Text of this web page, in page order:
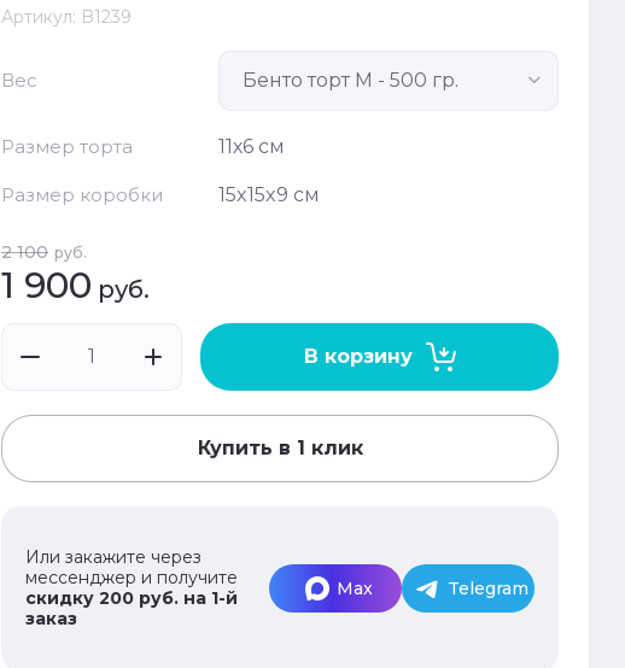
Артикул: B1239
Вес
Размер торта 11х6 см
Размер коробки 15x15x9 см
2 100 руб.
1 900 руб.
В корзину
Купить в 1 клик
Или закажите через
мессенджер и получите
скидку 200 руб. на 1-й
заказ
Max Telegram